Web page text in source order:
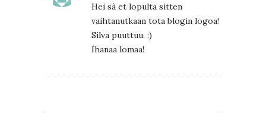
Hei sà et lopulta sitten
vaihtanutkaan tota blogin logoa!
Silva puuttuu. :)
Ihanaa lomaa!